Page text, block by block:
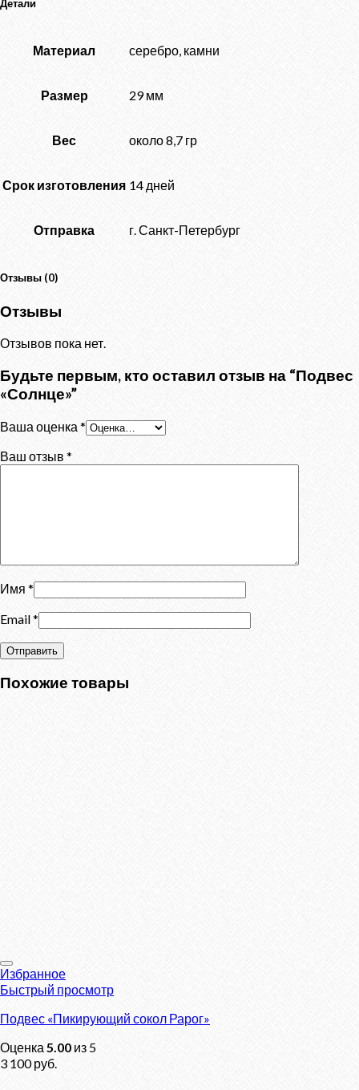
Детали
Материал серебро, камни
Размер 29 мм
Вес около 8,7 гр
Срок изготовления 14 дней
Отправка г. Санкт-Петербург
Отзывы (0)
Отзывы
Отзывов пока нет.
Будьте первым, кто оставил отзыв на “Подвес
«Солнце»”
Ваша оценка *
Ваш отзыв *
Имя *
Email*
Похожие товары
Избранное
Быстрый просмотр
Подвес «Пикирующий сокол Рарог»
Оценка 5.00 из 5
3 100руб.